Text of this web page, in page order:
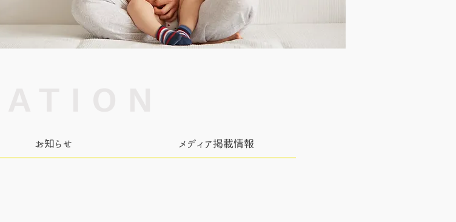
お知らせ メディア掲載情報